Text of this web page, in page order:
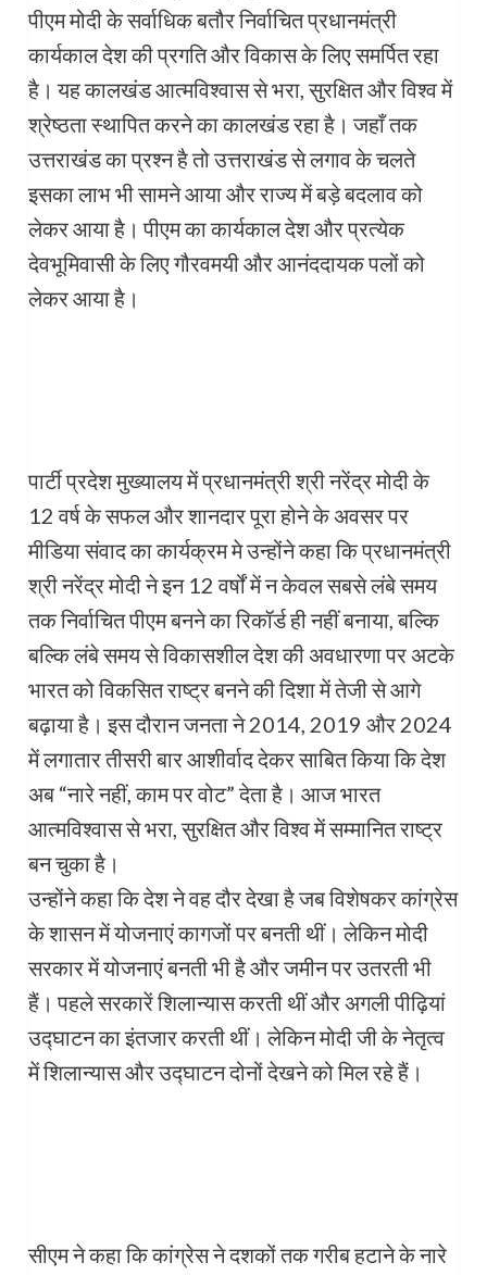
पीएम मोदी के सर्वाधिक बतौर निर्वाचित प्रधानमंत्री
कार्यकाल देश की प्रगति और विकास के लिए समर्पित रहा
है। यह कालखंड आत्मविश्वास से भरा, सुरक्षित और विश्व में
श्रेष्ठता स्थापित करने का कालखंड रहा है। जहाँ तक
उत्तराखंड का प्रश्न है तो उत्तराखंड से लगाव के चलते
इसका लाभ भी सामने आया और राज्य में बड़े बदलाव को
लेकर आया है। पीएम का कार्यकाल देश और प्रत्येक
देवभूमिवासी के लिए गौरवमयी और आनंददायक पलों को
लेकर आया है।
पार्टी प्रदेश मुख्यालय में प्रधानमंत्री श्री नरेंद्र मोदी के
12 वर्ष के सफल और शानदार पूरा होने के अवसर पर
मीडिया संवाद का कार्यक्रम मे उन्होंने कहा कि प्रधानमंत्री
श्री नरेंद्र मोदी ने इन 12 वर्षों में न केवल सबसे लंबे समय
तक निर्वाचित पीएम बनने का रिकॉर्ड ही नहीं बनाया, बल्कि
बल्कि लंबे समय से विकासशील देश की अवधारणा पर अटके
भारत को विकसित राष्ट्र बनने की दिशा में तेजी से आगे
बढ़ाया है। इस दौरान जनता ने 2014, 2019 और 2024
में लगातार तीसरी बार आशीर्वाद देकर साबित किया कि देश
अब “नारे नहीं, काम पर वोट” देता है। आज भारत
आत्मविश्वास से भरा, सुरक्षित और विश्व में सम्मानित राष्ट्र
बन चुका है।
उन्होंने कहा कि देश ने वह दौर देखा है जब विशेषकर कांग्रेस
के शासन में योजनाएं कागजों पर बनती थीं। लेकिन मोदी
सरकार में योजनाएं बनती भी है और जमीन पर उतरती भी
हैं। पहले सरकारें शिलान्यास करती थीं और अगली पीढ़ियां
उ‌द्घाटन का इंतजार करती थीं। लेकिन मोदी जी के नेतृत्व
में शिलान्यास और उद्घाटन दोनों देखने को मिल रहे हैं।
सीएम ने कहा कि कांग्रेस ने दशकों तक गरीब हटाने के नारे